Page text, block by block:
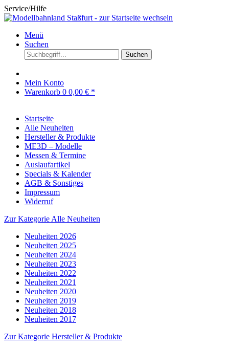
Service/Hilfe
Menü
Suchen
Suchen
Mein Konto
Warenkorb 0 0,00 € *
Startseite
Alle Neuheiten
Hersteller & Produkte
ME3D – Modelle
Messen & Termine
Auslaufartikel
Specials & Kalender
AGB & Sonstiges
Impressum
Widerruf
Zur Kategorie Alle Neuheiten
Neuheiten 2026
Neuheiten 2025
Neuheiten 2024
Neuheiten 2023
Neuheiten 2022
Neuheiten 2021
Neuheiten 2020
Neuheiten 2019
Neuheiten 2018
Neuheiten 2017
Zur Kategorie Hersteller & Produkte